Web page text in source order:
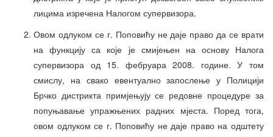
лицима изречена Налогом супервизора.
Овом одлуком се г. Поповићу не даје право да се врати
на функцију са које је смијењен на основу Налога
супервизора од 15. фебруара 2008. године. У том
смислу, на свако евентуално запослење у Полицији
Брчко дистрикта примјењују се редовне процедуре за
попуњавање упражњених радних мјеста. Поред тога,
овом одлуком се г. Поповићу не даје право на одштету